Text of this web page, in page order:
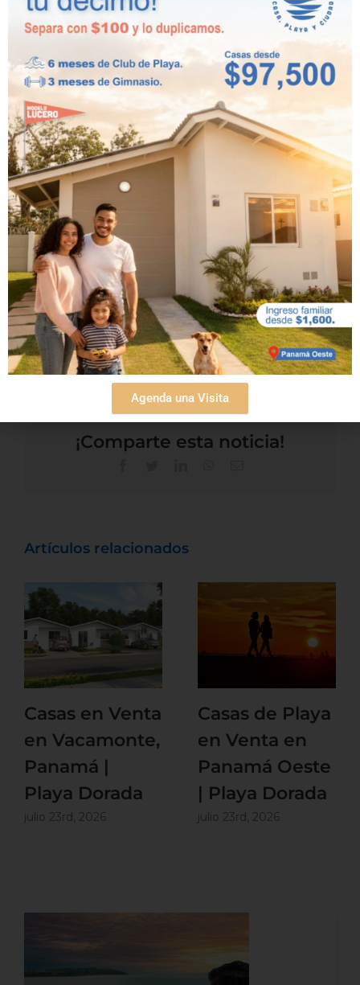
moderadamente al sol podrás reducir
inflamaciones como dermatitis o psoriasis.
Tener un departamento con vista al mar
puede resultar la decisión que tu cuerpo
necesita.
Como ves, Altamarina te
ofrece excelentes opciones
para la compra de tu mejor
apartamento, a pocos pasos
del mar
¡Comparte esta noticia!
Casas en Venta
en Vacamonte,
Panamá |
Playa Dorada
julio 23rd, 2026
Casas de Playa
en Venta en
Panamá Oeste
| Playa Dorada
julio 23rd, 2026
Agenda una Visita